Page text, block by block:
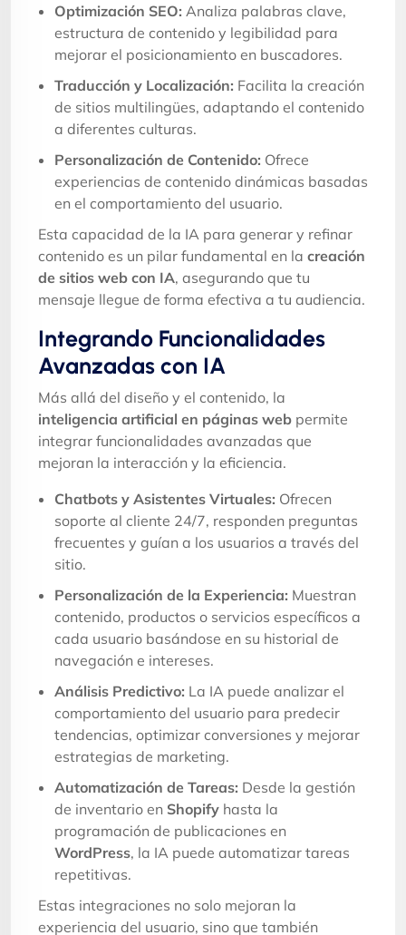
Optimización SEO: Analiza palabras clave,
estructura de contenido y legibilidad para
mejorar el posicionamiento en buscadores.
Traducción y Localización: Facilita la creación
de sitios multilingües, adaptando el contenido
a diferentes culturas.
Personalización de Contenido: Ofrece
experiencias de contenido dinámicas basadas
en el comportamiento del usuario.
Esta capacidad de la IA para generar y refinar
contenido es un pilar fundamental en la creación
de sitios web con IA, asegurando que tu
mensaje llegue de forma efectiva a tu audiencia.
Integrando Funcionalidades
Avanzadas con IA
Más allá del diseño y el contenido, la
inteligencia artificial en páginas web permite
integrar funcionalidades avanzadas que
mejoran la interacción y la eficiencia.
Chatbots y Asistentes Virtuales: Ofrecen
soporte al cliente 24/7, responden preguntas
frecuentes y guían a los usuarios a través del
sitio.
Personalización de la Experiencia: Muestran
contenido, productos o servicios específicos a
cada usuario basándose en su historial de
navegación e intereses.
Análisis Predictivo: La IA puede analizar el
comportamiento del usuario para predecir
tendencias, optimizar conversiones y mejorar
estrategias de marketing.
Automatización de Tareas: Desde la gestión
de inventario en Shopify hasta la
programación de publicaciones en
WordPress, la IA puede automatizar tareas
repetitivas.
Estas integraciones no solo mejoran la
experiencia del usuario, sino que también